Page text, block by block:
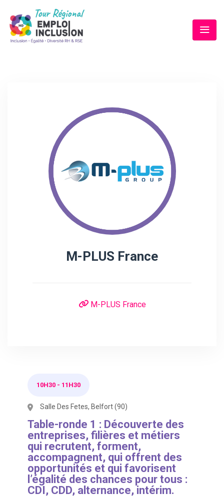
M-PLUS France
M-PLUS France
10H30 - 11H30
Salle Des Fetes, Belfort (90)
Table-ronde 1 : Découverte des
entreprises, filières et métiers
qui recrutent, forment,
accompagnent, qui offrent des
opportunités et qui favorisent
l’égalité des chances pour tous :
CDI, CDD, alternance, intérim.